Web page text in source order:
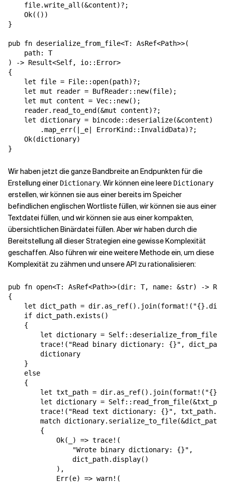
    file.write_all(&content)?;
    Ok(())
}
pub fn deserialize_from_file<T: AsRef<Path>>(
    path: T
) -> Result<Self, io::Error>
{
    let file = File::open(path)?;
    let mut reader = BufReader::new(file);
    let mut content = Vec::new();
    reader.read_to_end(&mut content)?;
    let dictionary = bincode::deserialize(&content)
        .map_err(|_e| ErrorKind::InvalidData)?;
    Ok(dictionary)
}
Wir haben jetzt die ganze Bandbreite an Endpunkten für die
Erstellung einer Dictionary. Wir können eine leere Dictionary
erstellen, wir können sie aus einer bereits im Speicher
befindlichen englischen Wortliste füllen, wir können sie aus einer
Textdatei füllen, und wir können sie aus einer kompakten,
übersichtlichen Binärdatei füllen. Aber wir haben durch die
Bereitstellung all dieser Strategien eine gewisse Komplexität
geschaffen. Also führen wir eine weitere Methode ein, um diese
Komplexität zu zähmen und unsere API zu rationalisieren:
pub fn open<T: AsRef<Path>>(dir: T, name: &str) ->
{
let dict_path =
    if dict_path.exists()
    {
let dictionary =
trace!("Read binary dictionary: {}",
        dictionary
    }
    else
    {
let txt_path =
let dictionary =
trace!("Read text dictionary: {}",
        match dictionary.serialize_to_file(&dict_path)
        {
            Ok(_) => trace!(
                "Wrote binary dictionary: {}",
                dict_path.display()
            ),
            Err(e) => warn!(